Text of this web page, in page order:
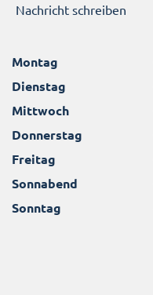
Nachricht schreiben
Montag
Dienstag
Mittwoch
Donnerstag
Freitag
Sonnabend
Sonntag